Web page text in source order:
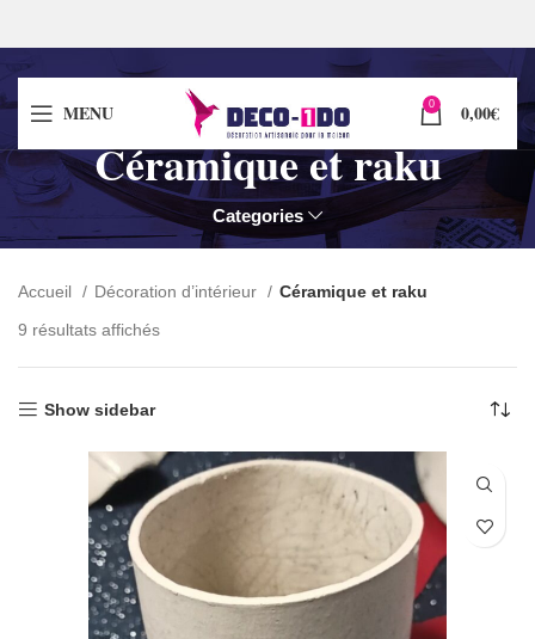
MENU 0 0,00€
Céramique et raku
Categories
Accueil Décoration d’intérieur
Céramique et raku
9 résultats affichés
Show sidebar